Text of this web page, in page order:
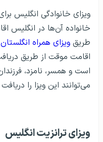
ویزای خانوادگی انگلیس
خانواده آن‌ها در انگلیس
طریق ویزای همراه انگلستان
است و همسر، نامزد،
می‌توانند این ویزا را
ویزای ترانزیت انگلیس